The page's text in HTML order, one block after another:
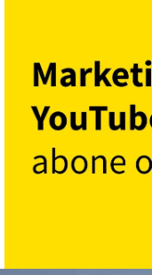
Etkinlikler
Söyleşiler
Kariyer
Araştırma